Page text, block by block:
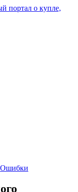
Ошибки